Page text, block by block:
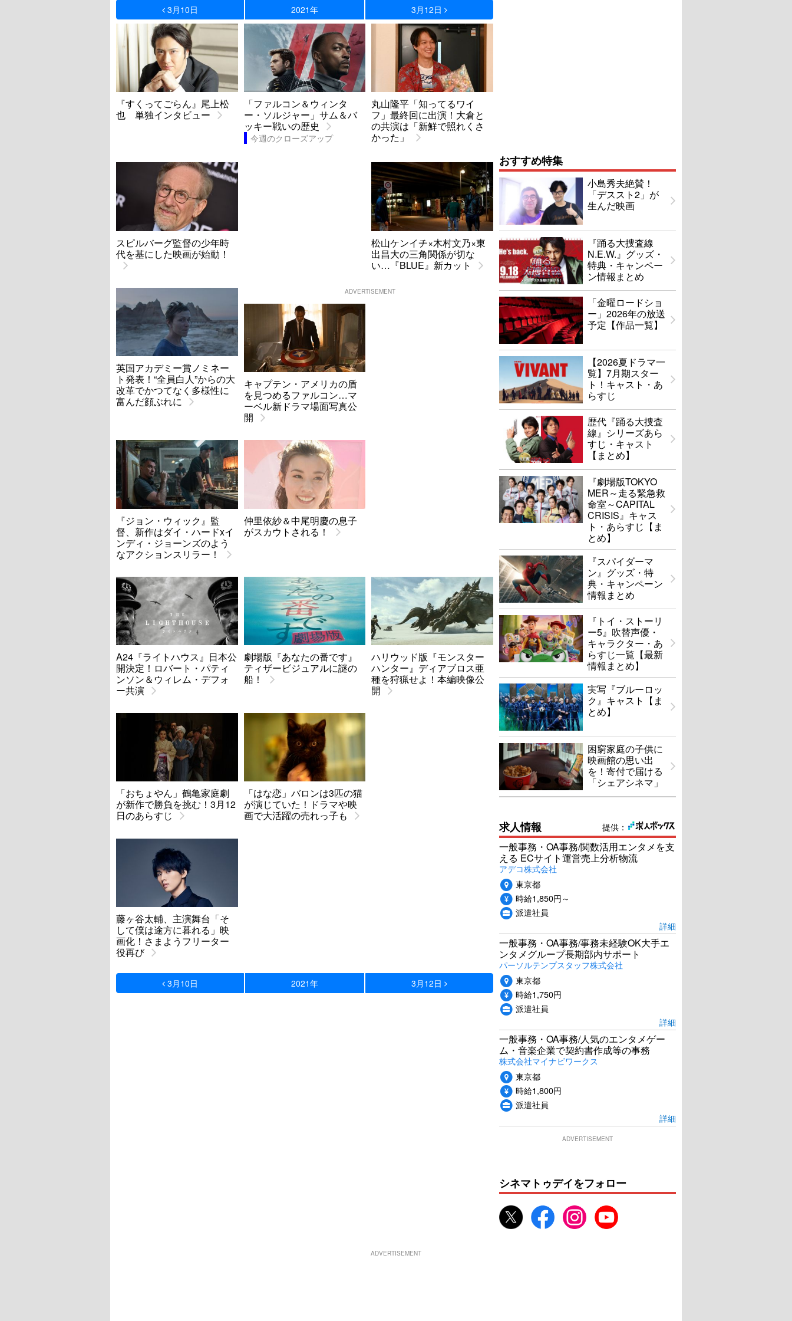
3月10日 2021年 3月12日
『すくってごらん』尾上松
也 単独インタビュー
「ファルコン＆ウィンタ
ー・ソルジャー」サム＆バ
ッキー戦いの歴史
今週のクローズアップ
丸山隆平「知ってるワイ
フ」最終回に出演！大倉と
の共演は「新鮮で照れくさ
かった」
スピルバーグ監督の少年時
代を基にした映画が始動！
松山ケンイチ×木村文乃×東
出昌大の三角関係が切な
い…『BLUE』新カット
ADVERTISEMENT
英国アカデミー賞ノミネー
ト発表！“全員白人”からの大
改革でかつてなく多様性に
富んだ顔ぶれに
キャプテン・アメリカの盾
を見つめるファルコン…マ
ーベル新ドラマ場面写真公
開
『ジョン・ウィック』監
督、新作はダイ・ハードxイ
ンディ・ジョーンズのよう
なアクションスリラー！
仲里依紗＆中尾明慶の息子
がスカウトされる！
A24『ライトハウス』日本公
開決定！ロバート・パティ
ンソン＆ウィレム・デフォ
ー共演
劇場版『あなたの番です』
ティザービジュアルに謎の
船！
ハリウッド版『モンスター
ハンター』ディアブロス亜
種を狩猟せよ！本編映像公
開
「おちょやん」鶴亀家庭劇
が新作で勝負を挑む！3月12
日のあらすじ
「はな恋」バロンは3匹の猫
が演じていた！ドラマや映
画で大活躍の売れっ子も
藤ヶ谷太輔、主演舞台「そ
して僕は途方に暮れる」映
画化！さまようフリーター
役再び
3月10日 2021年 3月12日
おすすめ特集
小島秀夫絶賛！
「デススト2」が
生んだ映画
『踊る大捜査線
N.E.W.』グッズ・
特典・キャンペー
ン情報まとめ
「金曜ロードショ
ー」2026年の放送
予定【作品一覧】
【2026夏ドラマ一
覧】7月期スター
ト！キャスト・あ
らすじ
歴代『踊る大捜査
線』シリーズあら
すじ・キャスト
【まとめ】
『劇場版TOKYO
MER～走る緊急救
命室～CAPITAL
CRISIS』キャス
ト・あらすじ【ま
とめ】
『スパイダーマ
ン』グッズ・特
典・キャンペーン
情報まとめ
『トイ・ストーリ
ー5』吹替声優・
キャラクター・あ
らすじ一覧【最新
情報まとめ】
実写『ブルーロッ
ク』キャスト【ま
とめ】
困窮家庭の子供に
映画館の思い出
を！寄付で届ける
「シェアシネマ」
提供：
求人情報
一般事務・OA事務/関数活用エンタメを支
える ECサイト運営売上分析物流
アデコ株式会社
東京都
時給1,850円～
派遣社員
詳細
一般事務・OA事務/事務未経験OK大手エ
ンタメグループ長期部内サポート
パーソルテンプスタッフ株式会社
東京都
時給1,750円
派遣社員
詳細
一般事務・OA事務/人気のエンタメゲー
ム・音楽企業で契約書作成等の事務
株式会社マイナビワークス
東京都
時給1,800円
派遣社員
詳細
ADVERTISEMENT
シネマトゥデイをフォロー
ADVERTISEMENT